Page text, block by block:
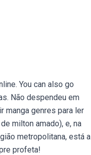
You can also go
Não despendeu em
manga genres para ler
milton amado), e, na
metropolitana, está a
profeta!